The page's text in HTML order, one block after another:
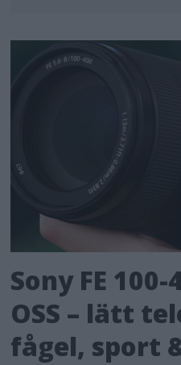
Sony FE
OSS – lätt
fågel, sport